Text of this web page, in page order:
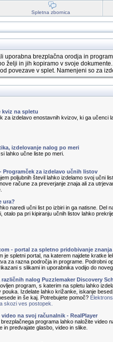
Spletna zbornica
uporabna brezplačna orodja in
želji in jih kopiramo v svoje dokumente.
povezave v splet. Namenjeni so za
kviz na spletu
za izdelavo enostavnih kvizov, ki ga učenci
izdelovanje nalog po meri
lahko učne liste po meri.
Programček za izdelavo učnih listov
poljubnih števil lahko izdelamo svoj učni
račune za preverjanje znaja ali za
ura?
naredi učni list po izbiri in ga natisne. Del
otalo pa pri kipiranju učnih listov lahko
- portal za spletno pridobivanje znanja
je spletni portal, na katerem najdete kratke
za razna področja in programe. Podrobni
s slikami in uporabnika vodijo do
različnih nalog Puzzlemaker Discovery
program, s katerim na spletu lahko
pouka. Izdelate lahko križanke, iskanje
in še kaj. Potrebujete pomoč?
skozi ves postopek.
video na svoj računalnik - RealPlayer
programa lahko naložite video
in predvajate glasbo, video in slike.